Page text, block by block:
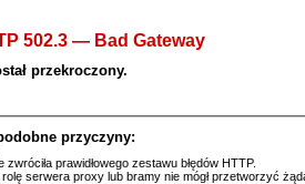
502.3 — Bad Gateway
przekroczony.
przyczyny:
zwróciła prawidłowego zestawu błędów HTTP.
rolę serwera proxy lub bramy nie mógł przetworzyć